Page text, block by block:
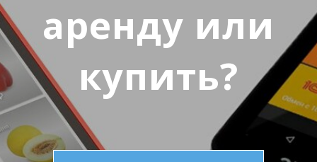
аренду или
купить?